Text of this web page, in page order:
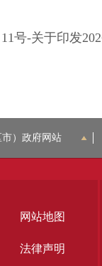
号-关于印发
）政府网站
网站地图
法律声明